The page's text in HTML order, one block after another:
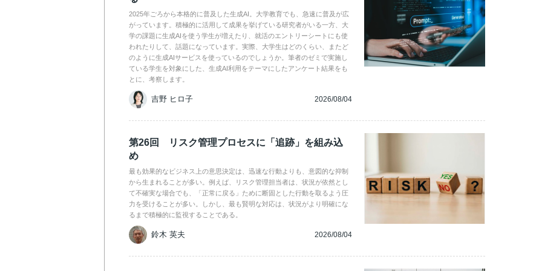
2025年ごろから本格的に普及した生成AI。大学教育でも、急速に普及が広
がっています。積極的に活用して成果を挙げている研究者がいる一方、大
学の課題に生成AIを使う学生が増えたり、就活のエントリーシートにも使
われたりして、話題になっています。実際、大学生はどのくらい、またど
のように生成AIサービスを使っているのでしょうか。筆者のゼミで実施し
ている学生を対象にした、生成AI利用をテーマにしたアンケート結果をも
とに、考察します。
吉野 ヒロ子 2026/08/04
第26回 リスク管理プロセスに「追跡」を組み込
め
最も効果的なビジネス上の意思決定は、迅速な行動よりも、意図的な抑制
から生まれることが多い。例えば、リスク管理担当者は、状況が依然とし
て不確実な場合でも、「正常に戻る」ために断固とした行動を取るよう圧
力を受けることが多い。しかし、最も賢明な対応は、状況がより明確にな
るまで積極的に監視することである。
鈴木 英夫 2026/08/04